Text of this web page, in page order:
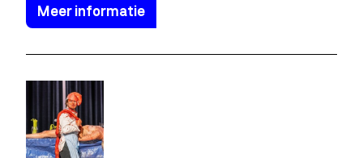
Meer informatie